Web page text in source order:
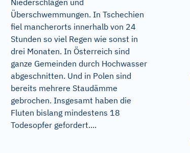
Niederschlägen und
Überschwemmungen. In Tschechien
fiel mancherorts innerhalb von 24
Stunden so viel Regen wie sonst in
drei Monaten. In Österreich sind
ganze Gemeinden durch Hochwasser
abgeschnitten. Und in Polen sind
bereits mehrere Staudämme
gebrochen. Insgesamt haben die
Fluten bislang mindestens 18
Todesopfer gefordert....